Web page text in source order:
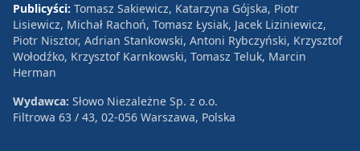
Publicyści: Tomasz Sakiewicz, Katarzyna Gójska, Piotr
Lisiewicz, Michał Rachoń, Tomasz Łysiak, Jacek Liziniewicz,
Piotr Nisztor, Adrian Stankowski, Antoni Rybczyński, Krzysztof
Wołodźko, Krzysztof Karnkowski, Tomasz Teluk, Marcin
Herman
Wydawca: Słowo Niezależne Sp. z o.o.
Filtrowa 63 / 43, 02-056 Warszawa, Polska